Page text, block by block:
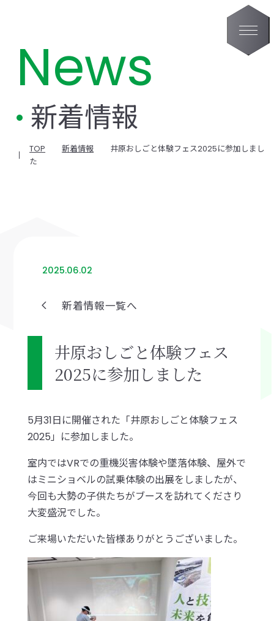
News
新着情報
TOP 新着情報
井原おしごと体験フェス2025に参加しまし
た
2025.06.02
新着情報一覧へ
井原おしごと体験フェス
2025に参加しました
5月31日に開催された「井原おしごと体験フェス
2025」に参加しました。
室内ではVRでの重機災害体験や墜落体験、屋外で
はミニショベルの試乗体験の出展をしましたが、
今回も大勢の子供たちがブースを訪れてくださり
大変盛況でした。
ご来場いただいた皆様ありがとうございました。